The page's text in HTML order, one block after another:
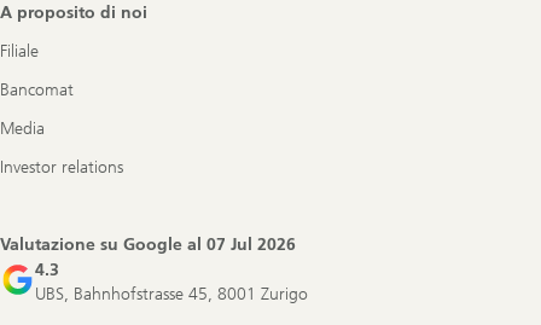
A proposito di noi
Filiale
Bancomat
Media
Investor relations
Valutazione su Google al 07 Jul 2026
4.3
UBS, Bahnhofstrasse 45, 8001 Zurigo